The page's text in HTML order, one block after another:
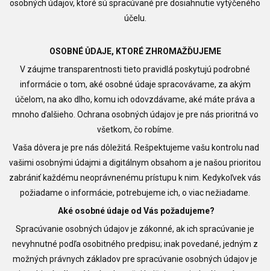
osobných údajov, ktoré sú spracúvané pre dosiahnutie vytýčeného
účelu.
OSOBNÉ ŮDAJE, KTORÉ ZHROMAŽĎUJEME
V záujme transparentnosti tieto pravidlá poskytujú podrobné
informácie o tom, aké osobné údaje spracovávame, za akým
účelom, na ako dlho, komu ich odovzdávame, aké máte práva a
mnoho ďalšieho. Ochrana osobných údajov je pre nás prioritná vo
všetkom, čo robíme.
Vaša dôvera je pre nás dôležitá. Rešpektujeme vašu kontrolu nad
vašimi osobnými údajmi a digitálnym obsahom a je našou prioritou
zabrániť každému neoprávnenému prístupu k nim. Kedykoľvek vás
požiadame o informácie, potrebujeme ich, o viac nežiadame.
Aké osobné údaje od Vás požadujeme?
Spracúvanie osobných údajov je zákonné, ak ich spracúvanie je
nevyhnutné podľa osobitného predpisu; inak povedané, jedným z
možných právnych základov pre spracúvanie osobných údajov je